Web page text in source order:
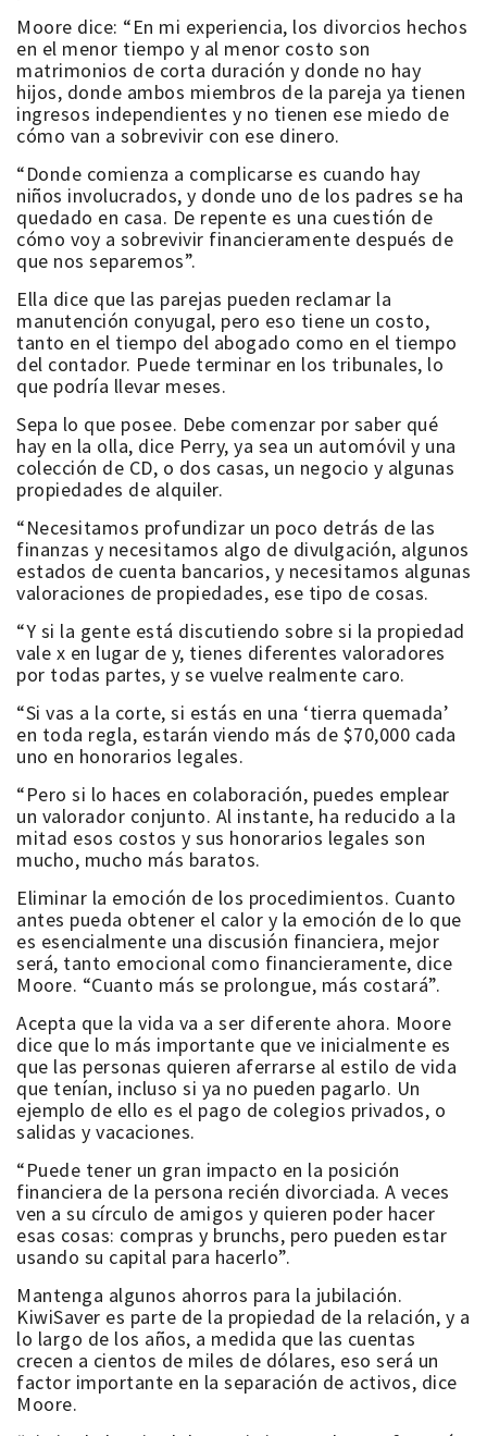
Moore dice: “En mi experiencia, los divorcios hechos
en el menor tiempo y al menor costo son
matrimonios de corta duración y donde no hay
hijos, donde ambos miembros de la pareja ya tienen
ingresos independientes y no tienen ese miedo de
cómo van a sobrevivir con ese dinero.
“Donde comienza a complicarse es cuando hay
niños involucrados, y donde uno de los padres se ha
quedado en casa. De repente es una cuestión de
cómo voy a sobrevivir financieramente después de
que nos separemos”.
Ella dice que las parejas pueden reclamar la
manutención conyugal, pero eso tiene un costo,
tanto en el tiempo del abogado como en el tiempo
del contador. Puede terminar en los tribunales, lo
que podría llevar meses.
Sepa lo que posee. Debe comenzar por saber qué
hay en la olla, dice Perry, ya sea un automóvil y una
colección de CD, o dos casas, un negocio y algunas
propiedades de alquiler.
“Necesitamos profundizar un poco detrás de las
finanzas y necesitamos algo de divulgación, algunos
estados de cuenta bancarios, y necesitamos algunas
valoraciones de propiedades, ese tipo de cosas.
“Y si la gente está discutiendo sobre si la propiedad
vale x en lugar de y, tienes diferentes valoradores
por todas partes, y se vuelve realmente caro.
“Si vas a la corte, si estás en una ‘tierra quemada’
en toda regla, estarán viendo más de $70,000 cada
uno en honorarios legales.
“Pero si lo haces en colaboración, puedes emplear
un valorador conjunto. Al instante, ha reducido a la
mitad esos costos y sus honorarios legales son
mucho, mucho más baratos.
Eliminar la emoción de los procedimientos. Cuanto
antes pueda obtener el calor y la emoción de lo que
es esencialmente una discusión financiera, mejor
será, tanto emocional como financieramente, dice
Moore. “Cuanto más se prolongue, más costará”.
Acepta que la vida va a ser diferente ahora. Moore
dice que lo más importante que ve inicialmente es
que las personas quieren aferrarse al estilo de vida
que tenían, incluso si ya no pueden pagarlo. Un
ejemplo de ello es el pago de colegios privados, o
salidas y vacaciones.
“Puede tener un gran impacto en la posición
financiera de la persona recién divorciada. A veces
ven a su círculo de amigos y quieren poder hacer
esas cosas: compras y brunchs, pero pueden estar
usando su capital para hacerlo”.
Mantenga algunos ahorros para la jubilación.
KiwiSaver es parte de la propiedad de la relación, y a
lo largo de los años, a medida que las cuentas
crecen a cientos de miles de dólares, eso será un
factor importante en la separación de activos, dice
Moore.